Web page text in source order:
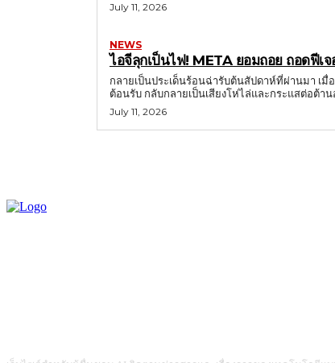
July 11, 2026
NEWS
ไอจีลุกเป็นไฟ! META ยอมถอย ถอดฟีเ
กลายเป็นประเด็นร้อนฉ่ารับต้นสัปดาห์ที่ผ่านมา เ
ต้อนรับ กลับกลายเป็นเสียงโห่ไล่และกระแสต่อต้า
July 11, 2026